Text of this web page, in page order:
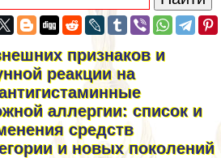
признаков и
реакции на
аллергии: список и
средств
и новых поколений